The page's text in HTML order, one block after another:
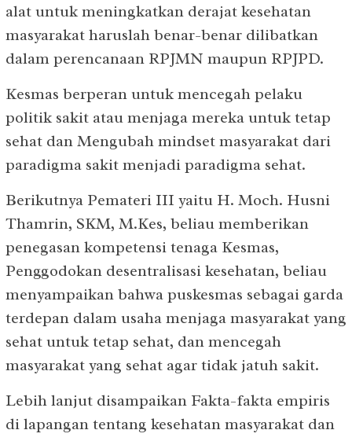
alat untuk meningkatkan derajat kesehatan
masyarakat haruslah benar-benar dilibatkan
dalam perencanaan RPJMN maupun RPJPD.
Kesmas berperan untuk mencegah pelaku
politik sakit atau menjaga mereka untuk tetap
sehat dan Mengubah mindset masyarakat dari
paradigma sakit menjadi paradigma sehat.
Berikutnya Pemateri III yaitu H. Moch. Husni
Thamrin, SKM, M.Kes, beliau memberikan
penegasan kompetensi tenaga Kesmas,
Penggodokan desentralisasi kesehatan, beliau
menyampaikan bahwa puskesmas sebagai garda
terdepan dalam usaha menjaga masyarakat yang
sehat untuk tetap sehat, dan mencegah
masyarakat yang sehat agar tidak jatuh sakit.
Lebih lanjut disampaikan Fakta-fakta empiris
di lapangan tentang kesehatan masyarakat dan